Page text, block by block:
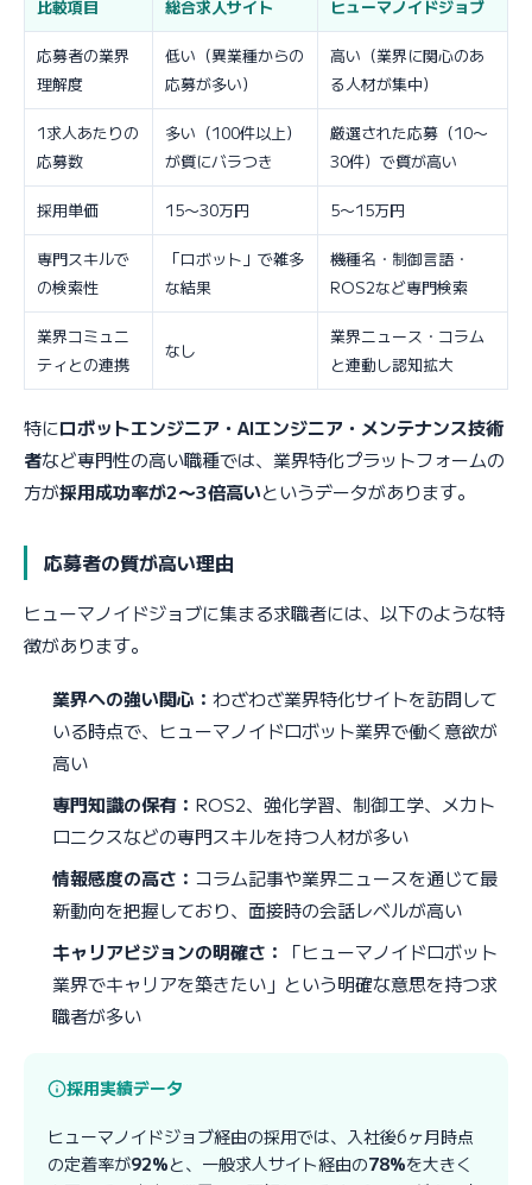
比較項目 総合求人サイト ヒューマノイドジョブ
応募者の業界
理解度
低い（異業種からの
応募が多い）
高い（業界に関心のあ
る人材が集中）
1求人あたりの
応募数
多い（100件以上）
が質にバラつき
厳選された応募（10〜
30件）で質が高い
採用単価 15〜30万円 5〜15万円
専門スキルで
の検索性
「ロボット」で雑多
な結果
機種名・制御言語・
ROS2など専門検索
業界コミュニ
ティとの連携
なし
業界ニュース・コラム
と連動し認知拡大
特にロボットエンジニア・AIエンジニア・メンテナンス技術
者など専門性の高い職種では、業界特化プラットフォームの
方が採用成功率が2〜3倍高いというデータがあります。
応募者の質が高い理由
ヒューマノイドジョブに集まる求職者には、以下のような特
徴があります。
業界への強い関心： わざわざ業界特化サイトを訪問して
いる時点で、ヒューマノイドロボット業界で働く意欲が
高い
専門知識の保有： ROS2、強化学習、制御工学、メカト
ロニクスなどの専門スキルを持つ人材が多い
情報感度の高さ： コラム記事や業界ニュースを通じて最
新動向を把握しており、面接時の会話レベルが高い
キャリアビジョンの明確さ：
「ヒューマノイドロボット
業界でキャリアを築きたい」という明確な意思を持つ求
職者が多い
採用実績データ
ヒューマノイドジョブ経由の採用では、入社後6ヶ月時点
の定着率が92%と、一般求人サイト経由の78%を大きく